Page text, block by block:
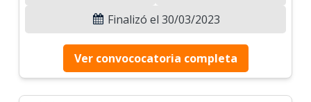
Finalizó el 30/03/2023
Ver convococatoria completa